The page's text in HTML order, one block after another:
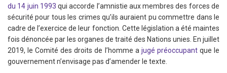
du 14 juin 1993 qui accorde l’amnistie aux membres des forces de
sécurité pour tous les crimes qu’ils auraient pu commettre dans le
cadre de l’exercice de leur fonction. Cette législation a été maintes
fois dénoncée par les organes de traité des Nations unies. En juillet
2019, le Comité des droits de l’homme a jugé préoccupantque le
gouvernement n’envisage pas d’amender le texte.